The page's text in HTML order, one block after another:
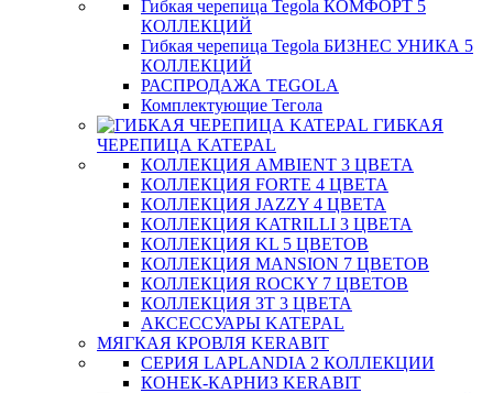
Гибкая черепица Tegola КОМФОРТ 5
КОЛЛЕКЦИЙ
Гибкая черепица Tegola БИЗНЕС УНИКА 5
КОЛЛЕКЦИЙ
РАСПРОДАЖА TEGOLA
Комплектующие Тегола
ГИБКАЯ
ЧЕРЕПИЦА KATEPAL
КОЛЛЕКЦИЯ AMBIENT 3 ЦВЕТА
КОЛЛЕКЦИЯ FORTE 4 ЦВЕТА
КОЛЛЕКЦИЯ JAZZY 4 ЦВЕТА
КОЛЛЕКЦИЯ KATRILLI 3 ЦВЕТА
КОЛЛЕКЦИЯ KL 5 ЦВЕТОВ
КОЛЛЕКЦИЯ MANSION 7 ЦВЕТОВ
КОЛЛЕКЦИЯ ROCKY 7 ЦВЕТОВ
КОЛЛЕКЦИЯ ЗТ 3 ЦВЕТА
АКСЕССУАРЫ KATEPAL
МЯГКАЯ КРОВЛЯ KERABIT
СЕРИЯ LAPLANDIA 2 КОЛЛЕКЦИИ
КОНЕК-КАРНИЗ KERABIT